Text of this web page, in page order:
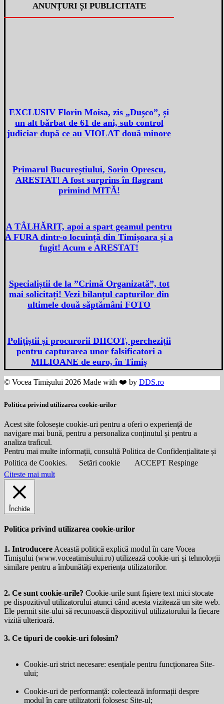
ANUNȚURI ȘI PUBLICITATE
EXCLUSIV Florin Moisa, zis „Dușco”, și
un alt bărbat de 61 de ani, sub control
judiciar după ce au VIOLAT două minore
Primarul Bucureștiului, Sorin Oprescu,
ARESTAT! A fost surprins în flagrant
primind MITĂ!
A TÂLHĂRIT, apoi a spart geamul pentru
A FURA dintr-o locuință din Timișoara și a
fugit! Acum e ARESTAT!
Specialiștii de la ”Crimă Organizată”, tot
mai solicitați! Vezi bilanțul capturilor din
ultimele două săptămâni FOTO
Polițiștii și procurorii DIICOT, percheziții
pentru capturarea unor falsificatori a
MILIOANE de euro, în Timiș
© Vocea Timișului 2026 Made with ❤️ by DDS.ro
Politica privind utilizarea cookie-urilor
Acest site folosește cookie-uri pentru a oferi o experiență de
navigare mai bună, pentru a personaliza conținutul și pentru a
analiza traficul.
Pentru mai multe informații, consultă Politica de Confidențialitate și
Politica de Cookies.
Setări cookie ACCEPT Respinge
Citeste mai mult
Închide
Politica privind utilizarea cookie-urilor
1. Introducere Această politică explică modul în care Vocea
Timișului (www.voceatimisului.ro) utilizează cookie-uri și tehnologii
similare pentru a îmbunătăți experiența utilizatorilor.
2. Ce sunt cookie-urile? Cookie-urile sunt fișiere text mici stocate
pe dispozitivul utilizatorului atunci când acesta vizitează un site web.
Ele permit site-ului să recunoască dispozitivul utilizatorului la fiecare
vizită ulterioară.
3. Ce tipuri de cookie-uri folosim?
Cookie-uri strict necesare: esențiale pentru funcționarea Site-
ului;
Cookie-uri de performanță: colectează informații despre
modul în care utilizatorii folosesc Site-ul;